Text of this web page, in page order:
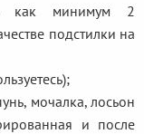
как минимум 2
подстилки на
мочалка, лосьон
и после